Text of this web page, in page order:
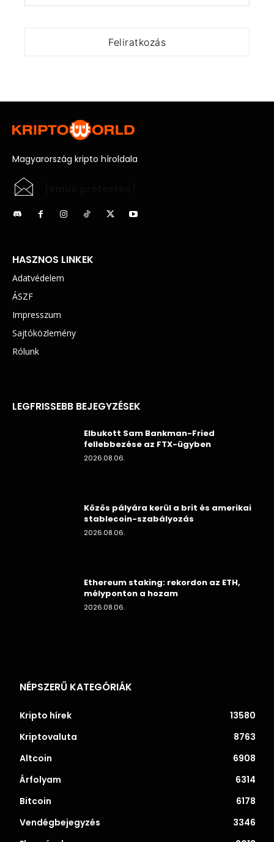
Magyarország kripto híroldala
HASZNOS LINKEK
Adatvédelem
ÁSZF
Impresszum
Sajtóközlemény
Rólunk
LEGFRISSEBB BEJEGYZÉSEK
Elbukott Sam Bankman-Fried
fellebbezése az FTX-ügyben
2026.08.06.
Közös pályára kerül a brit és amerikai
stablecoin-szabályozás
2026.08.06.
Ethereum staking: rekordon az ETH,
mélyponton a hozam
2026.08.06.
NÉPSZERŰ KATEGÓRIÁK
Kripto hírek
13580
Kriptovaluta
8763
Altcoin
6908
Árfolyam
6314
Bitcoin
6178
Vendégbejegyzés
3346